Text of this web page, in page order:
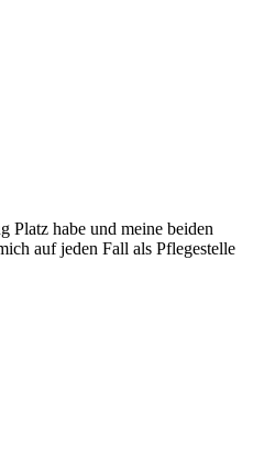
Platz habe und meine beiden
auf jeden Fall als Pflegestelle